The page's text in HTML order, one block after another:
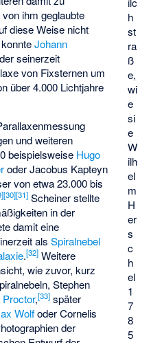
h
st
ra
ß
e,
wi
e
si
e
W
ilh
el
m
H
er
s
c
h
el
1
7
8
5
ihm geglaubte
diese Weise nicht
konnteJohann
seinerzeit
von Fixsternen um
über 4.000 Lichtjahre
und weiteren
beispielsweise Hugo
oderJacobus Kapteyn
von etwa 23.000 bis
][30][31] Scheiner stellte
in der
damit eine
alsSpiralnebel
.[32] Weitere
wie zuvor, kurz
Stephen
,[33] später
WolfoderCornelis
der